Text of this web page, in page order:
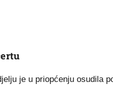
je u priopćenju osudila